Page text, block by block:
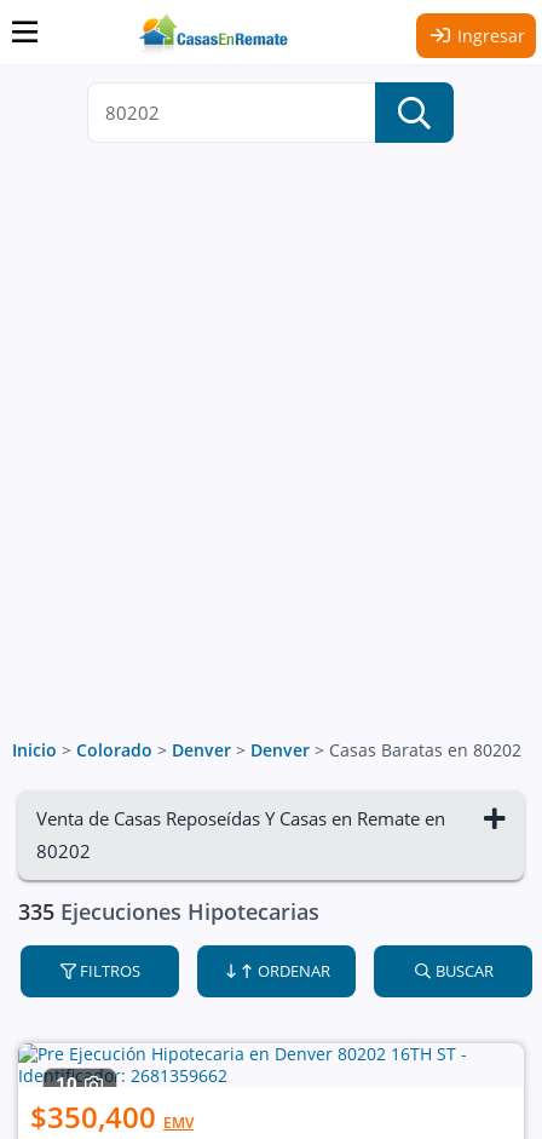
Ingresar
Inicio > Colorado > Denver > Denver > Casas Baratas en 80202
Venta de Casas Reposeídas Y Casas en Remate en
80202
335 Ejecuciones Hipotecarias
FILTROS ORDENAR BUSCAR
10
$350,400 EMV